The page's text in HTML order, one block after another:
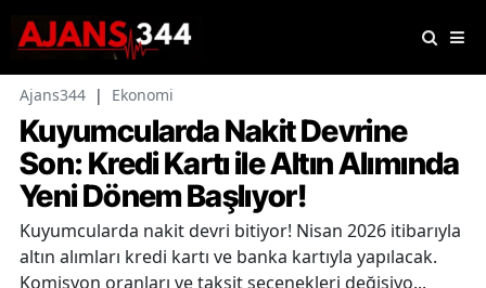
Ajans344 | Ekonomi
Kuyumcularda Nakit Devrine
Son: Kredi Kartı ile Altın Alımında
Yeni Dönem Başlıyor!
Kuyumcularda nakit devri bitiyor! Nisan 2026 itibarıyla
altın alımları kredi kartı ve banka kartıyla yapılacak.
Komisyon oranları ve taksit seçenekleri değişiyo...